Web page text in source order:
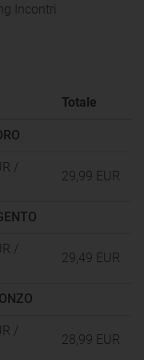
Incontri
Totale
/
29,99 EUR
/
29,49 EUR
/
28,99 EUR